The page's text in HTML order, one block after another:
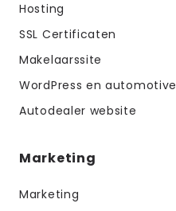
Hosting
SSL Certificaten
Makelaarssite
WordPress en automotive
Autodealer website
Marketing
Marketing